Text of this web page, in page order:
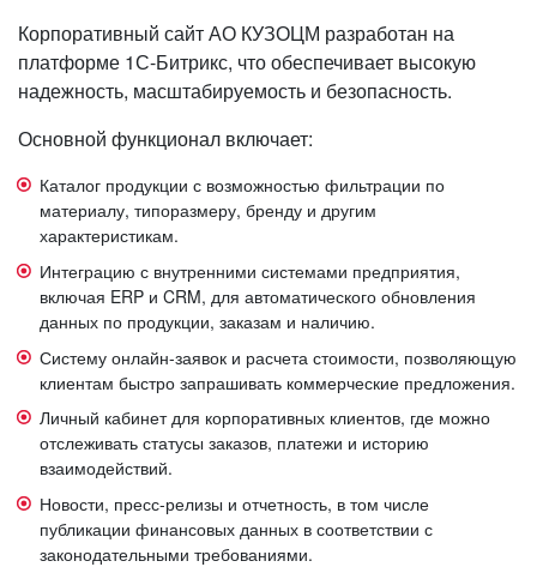
Корпоративный сайт АО КУЗОЦМ разработан на
платформе 1С-Битрикс, что обеспечивает высокую
надежность, масштабируемость и безопасность.
Основной функционал включает:
Каталог продукции с возможностью фильтрации по
материалу, типоразмеру, бренду и другим
характеристикам.
Интеграцию с внутренними системами предприятия,
включая ERP и CRM, для автоматического обновления
данных по продукции, заказам и наличию.
Систему онлайн-заявок и расчета стоимости, позволяющую
клиентам быстро запрашивать коммерческие предложения.
Личный кабинет для корпоративных клиентов, где можно
отслеживать статусы заказов, платежи и историю
взаимодействий.
Новости, пресс-релизы и отчетность, в том числе
публикации финансовых данных в соответствии с
законодательными требованиями.